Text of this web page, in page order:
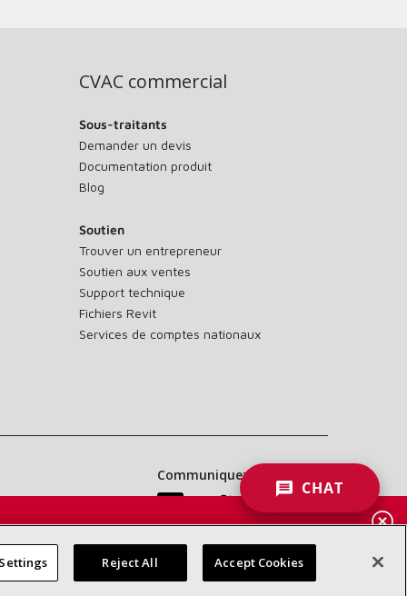
DES
CVAC commercial
Sous-traitants
Demander un devis
Documentation produit
Blog
Soutien
Trouver un entrepreneur
Soutien aux ventes
Support technique
Fichiers Revit
Services de comptes nationaux
Communiquez avec nous :
Confidentialité Conditions générales
CHAT
Reject All Accept Cookies